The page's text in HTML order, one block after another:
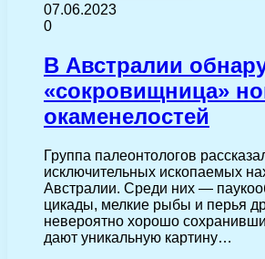
07.06.2023
0
В Австралии
«сокровищница»
окаменелостей
Группа палеонтологов
исключительных ископаемых
Австралии. Среди них —
цикады, мелкие рыбы и перья
невероятно хорошо
дают уникальную картину…